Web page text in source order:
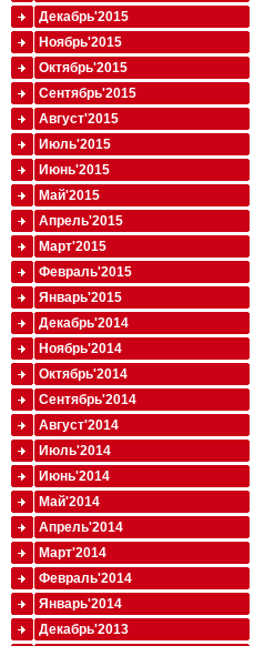
Декабрь'2015
Ноябрь'2015
Октябрь'2015
Сентябрь'2015
Август'2015
Июль'2015
Июнь'2015
Май'2015
Апрель'2015
Март'2015
Февраль'2015
Январь'2015
Декабрь'2014
Ноябрь'2014
Октябрь'2014
Сентябрь'2014
Август'2014
Июль'2014
Июнь'2014
Май'2014
Апрель'2014
Март'2014
Февраль'2014
Январь'2014
Декабрь'2013